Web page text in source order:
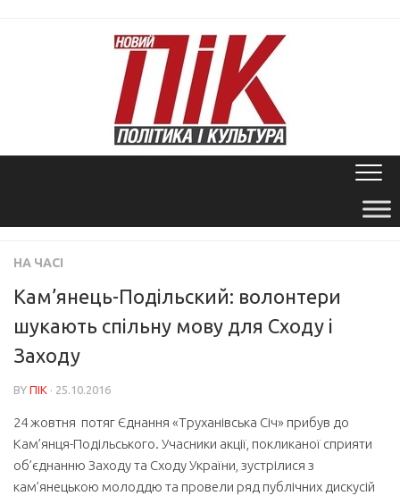
НА ЧАСІ
Кам’янець-Подільский: волонтери
шукають спільну мову для Сходу і
Заходу
BY ПІК · 25.10.2016
24 жовтня потяг Єднання «Труханівська Січ» прибув до
Кам’янця-Подільського. Учасники акції, покликаної сприяти
об’єднанню Заходу та Сходу України, зустрілися з
кам’янецькою молоддю та провели ряд публічних дискусій